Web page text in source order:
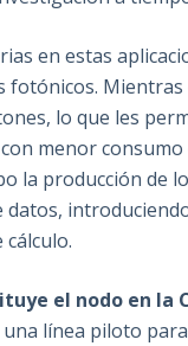
en estas
fotónicos.
lo que les
menor
la producción de
datos,
el nodo en la
línea piloto